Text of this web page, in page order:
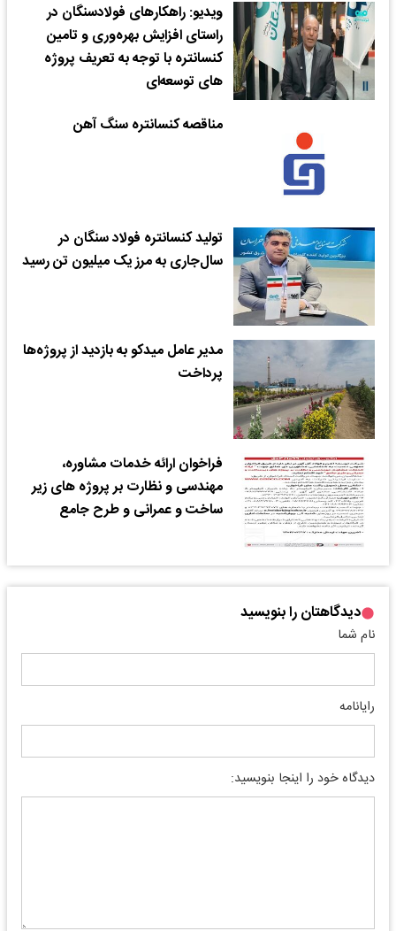
ویدیو: راهکارهای فولادسنگان در
راستای افزایش بهره‌وری و تامین
کنسانتره با توجه به تعریف پروژه
های توسعه‌ای
مناقصه کنسانتره سنگ آهن
تولید کنسانتره فولاد سنگان در
سال‌جاری به مرز یک میلیون تن رسید
مدیر عامل میدکو به بازدید از پروژه‌ها
پرداخت
فراخوان ارائه خدمات مشاوره،
مهندسی و نظارت بر پروژه های زیر
ساخت و عمرانی و طرح جامع
دیدگاهتان را بنویسید
نام شما
رایانامه
دیدگاه خود را اینجا بنویسید: